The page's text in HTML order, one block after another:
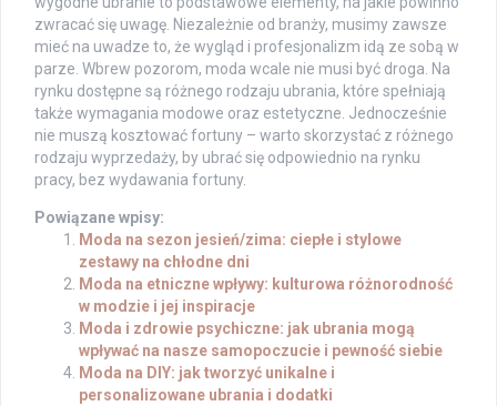
zwracać się uwagę. Niezależnie od branży, musimy zawsze
mieć na uwadze to, że wygląd i profesjonalizm idą ze sobą w
parze. Wbrew pozorom, moda wcale nie musi być droga. Na
rynku dostępne są różnego rodzaju ubrania, które spełniają
także wymagania modowe oraz estetyczne. Jednocześnie
nie muszą kosztować fortuny – warto skorzystać z różnego
rodzaju wyprzedaży, by ubrać się odpowiednio na rynku
pracy, bez wydawania fortuny.
Powiązane wpisy:
Moda na sezon jesień/zima: ciepłe i stylowe
zestawy na chłodne dni
Moda na etniczne wpływy: kulturowa różnorodność
w modzie i jej inspiracje
Moda i zdrowie psychiczne: jak ubrania mogą
wpływać na nasze samopoczucie i pewność siebie
Moda na DIY: jak tworzyć unikalne i
personalizowane ubrania i dodatki